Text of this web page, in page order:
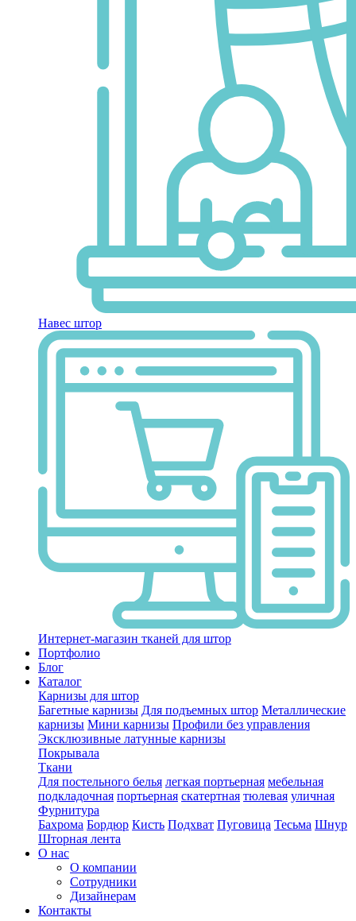
Навес штор
Интернет-магазин тканей для штор
Портфолио
Блог
Каталог
Карнизы для штор
Багетные карнизы Для подъемных штор Металлические
карнизы Мини карнизы Профили без управления
Эксклюзивные латунные карнизы
Покрывала
Ткани
Для постельного белья легкая портьерная мебельная
подкладочная портьерная скатертная тюлевая уличная
Фурнитура
Бахрома Бордюр Кисть Подхват Пуговица Тесьма Шнур
Шторная лента
О нас
О компании
Сотрудники
Дизайнерам
Контакты